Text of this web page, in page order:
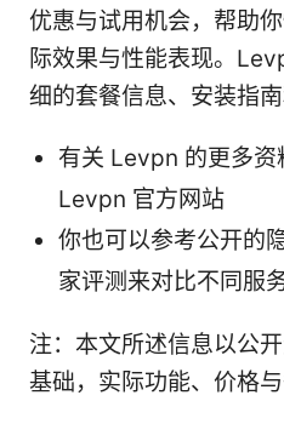
优惠与试用机会，帮助
际效果与性能表现。
细的套餐信息、安装指南
有关 Levpn 的更多资
Levpn 官方网站
你也可以参考公开的
家评测来对比不同服
注：本文所述信息以公
基础，实际功能、价格